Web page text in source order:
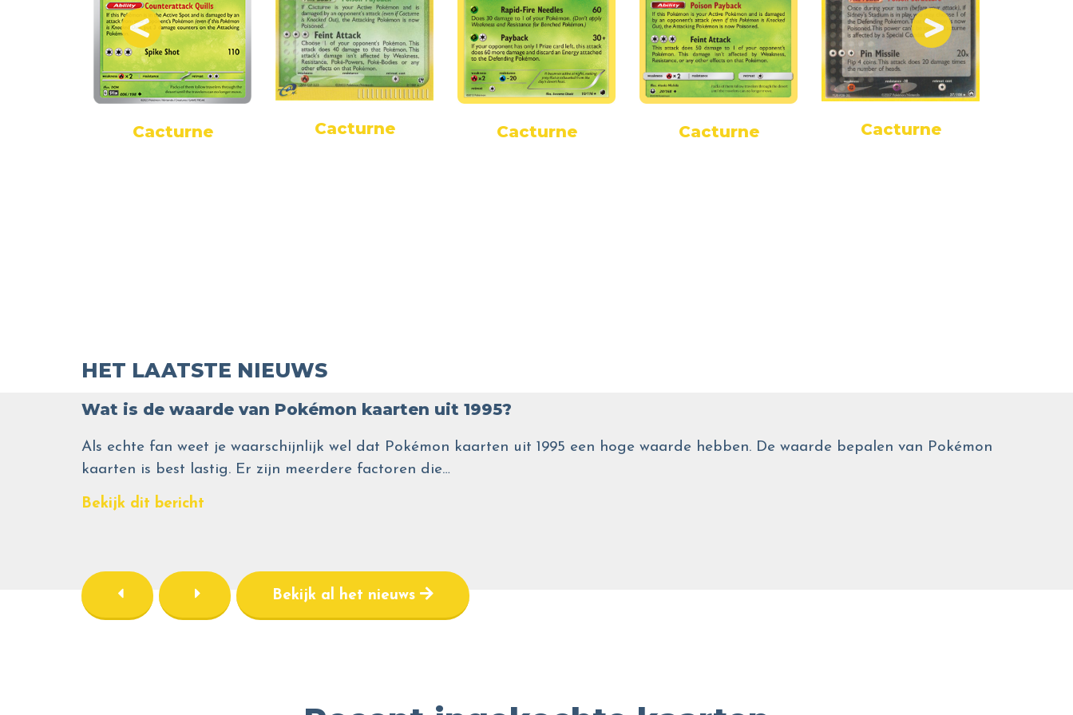
Cacturne Cacturne Cacturne Cacturne Cacturne
HET LAATSTE NIEUWS
Wat is de waarde van Pokémon kaarten uit 1995?
Als echte fan weet je waarschijnlijk wel dat Pokémon kaarten uit 1995 een hoge waarde hebben. De waarde bepalen van Pokémon
kaarten is best lastig. Er zijn meerdere factoren die…
Bekijk dit bericht
Bekijk al het nieuws